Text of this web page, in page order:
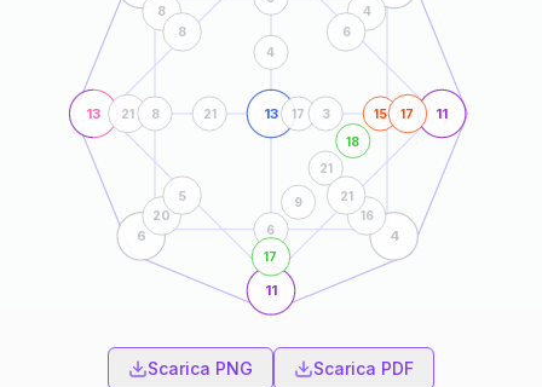
13 11
11
13
6 4
6
9
21
18
15
21 17
17
8 17 3
21
4
8
8
4
6
20
5
16
21
Scarica PNG Scarica PDF